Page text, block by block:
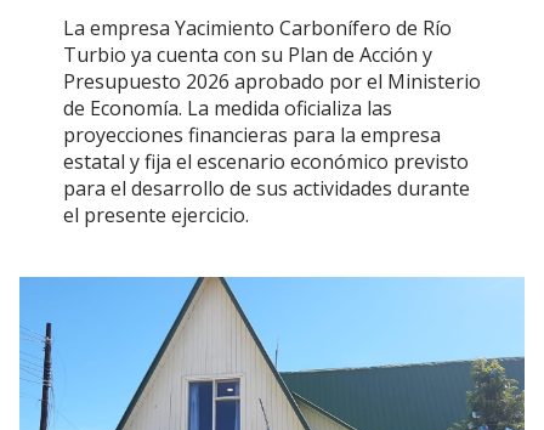
La empresa Yacimiento Carbonífero de Río
Turbio ya cuenta con su Plan de Acción y
Presupuesto 2026 aprobado por el Ministerio
de Economía. La medida oficializa las
proyecciones financieras para la empresa
estatal y fija el escenario económico previsto
para el desarrollo de sus actividades durante
el presente ejercicio.